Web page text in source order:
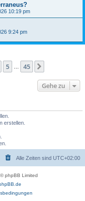
10:19 pm
9:24 pm
5 45
Gehe zu
erstellen.
Alle Zeiten sind UTC+02:00
phpBB Limited